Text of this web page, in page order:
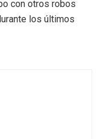
con otros robos
los últimos